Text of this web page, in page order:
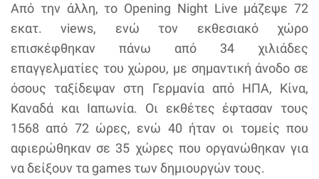
Από την άλλη, το Opening Night Live μάζεψε 72
εκατ. views, ενώ τον εκθεσιακό χώρο
επισκέφθηκαν πάνω από 34 χιλιάδες
επαγγελματίες του χώρου, με σημαντική άνοδο σε
όσους ταξίδεψαν στη Γερμανία από ΗΠΑ, Κίνα,
Καναδά και Ιαπωνία. Οι εκθέτες έφτασαν τους
1568 από 72 ώρες, ενώ 40 ήταν οι τομείς που
αφιερώθηκαν σε 35 χώρες που οργανώθηκαν για
να δείξουν τα games των δημιουργών τους.